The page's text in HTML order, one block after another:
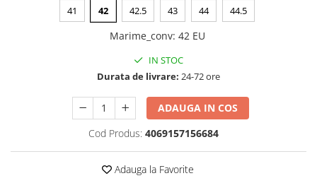
41 42 42.5 43 44 44.5
Marime_conv: 42 EU
IN STOC
Durata de livrare: 24-72 ore
ADAUGA IN COS
Cod Produs: 4069157156684
Adauga la Favorite